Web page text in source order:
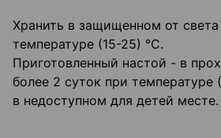
Хранить в защищенном от
температуре (15-25) °C.
Приготовленный настой - в
более 2 суток при температуре
в недоступном для детей месте.